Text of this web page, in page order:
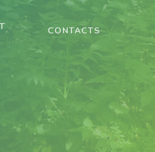
CONTACTS